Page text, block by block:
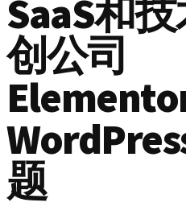
SaaS和
创公司
题